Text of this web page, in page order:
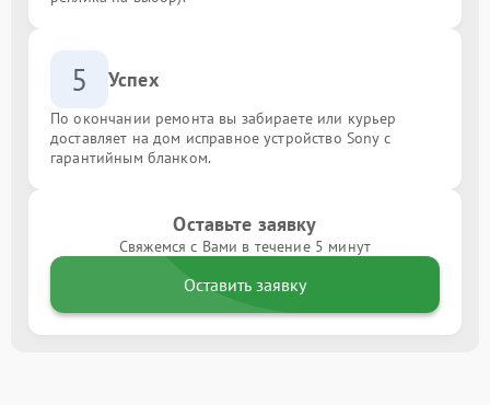
5 Успех
По окончании ремонта вы забираете или курьер
доставляет на дом исправное устройство Sony с
гарантийным бланком.
Оставьте заявку
Свяжемся с Вами в течение 5 минут
Оставить заявку